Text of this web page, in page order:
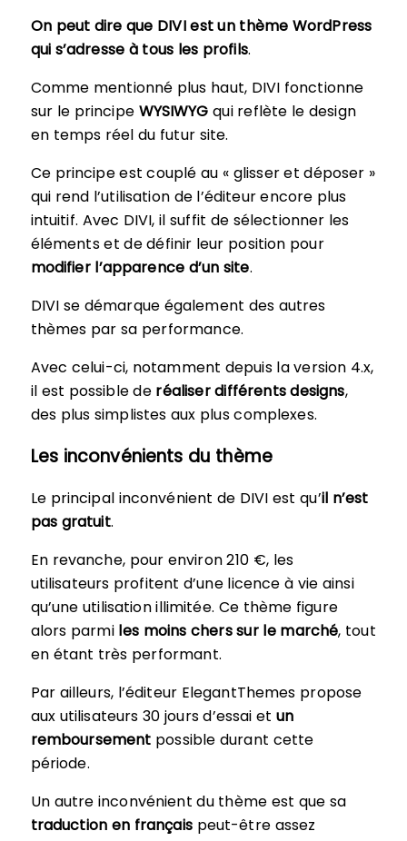
On peut dire que DIVI est un thème WordPress
qui s’adresse à tous les profils.
Comme mentionné plus haut, DIVI fonctionne
sur le principe WYSIWYGqui reflète le design
en temps réel du futur site.
Ce principe est couplé au « glisser et déposer »
qui rend l’utilisation de l’éditeur encore plus
intuitif. Avec DIVI, il suffit de sélectionner les
éléments et de définir leur position pour
modifier l’apparence d’un site.
DIVI se démarque également des autres
thèmes par sa performance.
Avec celui-ci, notamment depuis la version 4.x,
il est possible de réaliser différents designs,
des plus simplistes aux plus complexes.
Les inconvénients du thème
Le principal inconvénient de DIVI est qu’il n’est
pas gratuit.
En revanche, pour environ 210 €, les
utilisateurs profitent d’une licence à vie ainsi
qu’une utilisation illimitée. Ce thème figure
alors parmi les moins chers sur le marché, tout
en étant très performant.
Par ailleurs, l’éditeur ElegantThemes propose
aux utilisateurs 30 jours d’essai etun
remboursement possible durant cette
période.
Un autre inconvénient du thème est que sa
traduction en françaispeut-être assez